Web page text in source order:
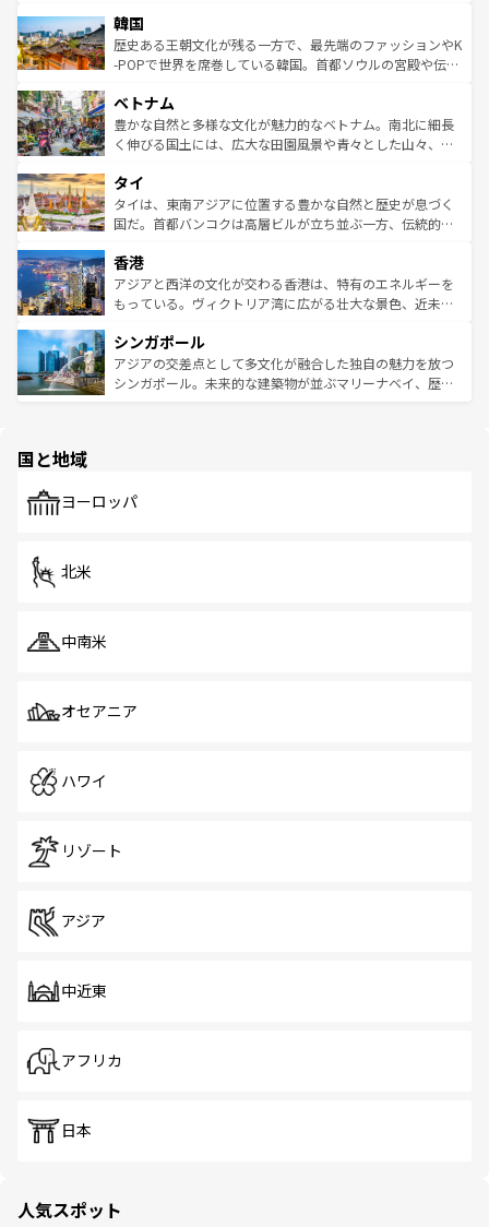
はコンテンツ一覧
いる。アクティビティも充実しており、サーフィンやダイ
ビング、ハイキングなど、アウトドア好きにはたまらな
い。オーストラリアの多彩な魅力を存分に味わいつくそ
参照してほしい。
ン）、静ひつな山岳地帯である台湾東部など、都市の喧騒
と山間の静けさが共存しており、訪れる人に新しい発見と
驚きをもたらしてくれる。また、奥深い台湾の食文化も魅
容にもいいと評判のスイーツなど、バラエティ豊かな料理
が味わえる。 なお、新着の台湾情報は コンテンツ一覧を参
照してほしい。
韓国
歴史ある王朝文化が残る一方で、最先端のファッションやK
-POPで世界を席巻している韓国。首都ソウルの宮殿や伝統
き、地方に足を延ばせば四季折々の自然美を楽しむことが
できる。そして、キムチや焼肉、絶品のストリートフード
まで、さまざまな韓国料理が待っている。夜には、韓国な
リティに包まれながら、韓国の多彩な魅力を心ゆくまで味
わってみてほしい。 なお、新着の韓国情報はコンテンツ一
覧を参照してほしい。
ベトナム
豊かな自然と多様な文化が魅力的なベトナム。南北に細長
く伸びる国土には、広大な田園風景や青々とした山々、世
急速な発展と共に伝統が息づく。ハノイの古い町並みやホ
ーチミン市のフランス統治時代の建物も、独特の雰囲気を
醸し出している。また、バラエティの豊かさとおいしさで
とつ。フォーやバインミー、ベトナムコーヒーなどは、ぜ
ひ現地で味わいたい。どの地域を訪れてもあたたかい人々
が旅行者を迎えてくれるので、きっと忘れられない旅にな
参照してほしい。
タイ
タイは、東南アジアに位置する豊かな自然と歴史が息づく
国だ。首都バンコクは高層ビルが立ち並ぶ一方、伝統的な
の活気が交差している。北部ではチェンマイなどの山岳地
帯で自然と触れ合い、南部ではプーケットやクラビの美し
いビーチでリゾート気分を楽しむことができる。タイ料理
激する。気候は一年中温暖で、どの季節にも異なる楽しみ
が待っている。親しみやすいタイの人々、仏教を中心とし
た文化、そして多様な観光資源が、訪れる旅人を魅了し続
香港
アジアと西洋の文化が交わる香港は、特有のエネルギーを
もっている。ヴィクトリア湾に広がる壮大な景色、近未来
み、どこを訪れても感動するはず。観光スポットが密集し
ており、効率よく見どころを回れるのも魅力。息をのむよ
うな絶景から文化的な体験まで、香港を存分に楽しみ尽く
シンガポール
アジアの交差点として多文化が融合した独自の魅力を放つ
シンガポール。未来的な建築物が並ぶマリーナベイ、歴史
で、ホーカーズは地元の風情を楽しめる外せないスポット
国と地域
ヨーロッパ
北米
中南米
オセアニア
ハワイ
リゾート
アジア
中近東
アフリカ
日本
人気スポット